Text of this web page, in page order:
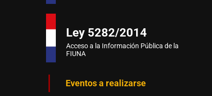
Ley 5282/2014
Acceso a la Información Pública de la
FIUNA
Eventos a realizarse